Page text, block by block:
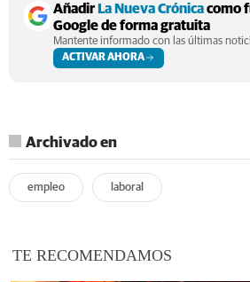
AñadirLa Nueva Crónicacomo
Google de forma gratuita
Mantente informado con las últimas
ACTIVAR AHORA
Archivado en
empleo laboral
TE RECOMENDAMOS